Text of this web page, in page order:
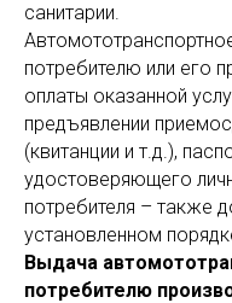
санитарии.
потребителю или его
оплаты оказанной
предъявлении
(квитанции и т.д.),
удостоверяющего
потребителя – также
установленном
Выдача
потребителю